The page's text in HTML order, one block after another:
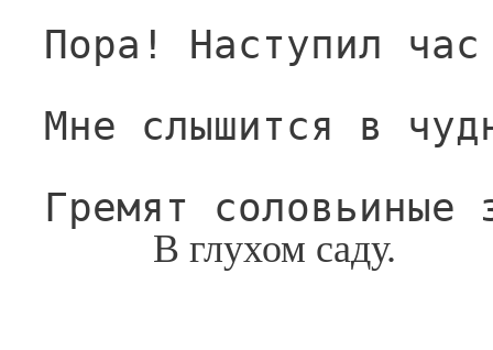
Пора! Наступил час
Мне слышится в
Гремят соловьиные
В глухом саду.